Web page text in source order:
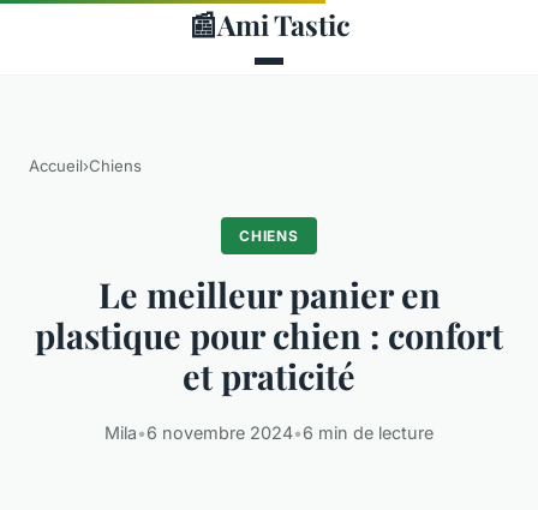
📰Ami Tastic
Accueil›Chiens
CHIENS
Le meilleur panier en
plastique pour chien : confort
et praticité
Mila•6 novembre 2024•6 min de lecture